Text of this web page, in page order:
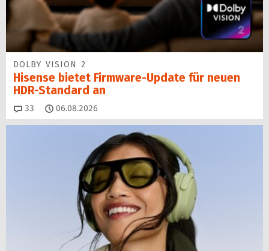
DOLBY VISION 2
Hisense bietet Firmware-Update für neuen
HDR-Standard an
33 Kommentare
06.08.2026